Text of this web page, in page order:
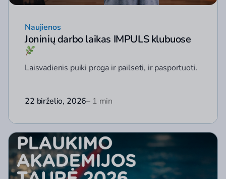
Naujienos
Joninių darbo laikas IMPULS klubuose
Laisvadienis puiki proga ir pailsėti, ir pasportuoti.
22 birželio, 2026– 1 min